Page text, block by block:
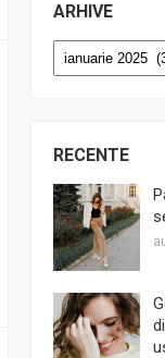
ARHIVE
Arhive
RECENTE